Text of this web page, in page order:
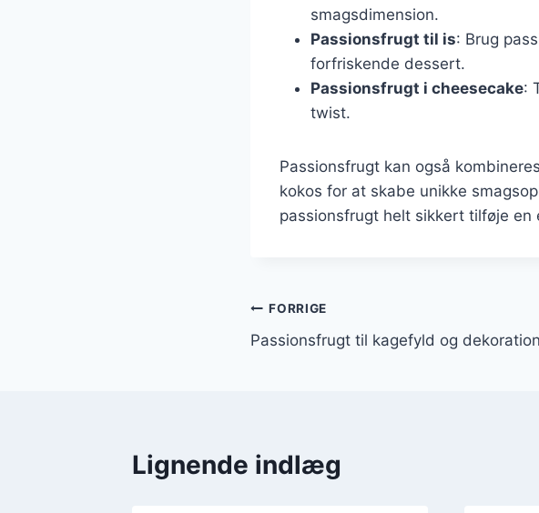
smagsdimension.
Passionsfrugt til is: Brug
forfriskende dessert.
Passionsfrugt i cheesecake:
twist.
Passionsfrugt kan også
kokos for at skabe unikke
passionsfrugt helt sikkert tilføje
Indlægsnavigation
FORRIGE
Passionsfrugt til kagefyld og dekoration
Lignende indlæg